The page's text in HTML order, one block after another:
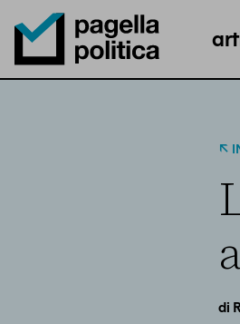
Pagella Politica Logo
di